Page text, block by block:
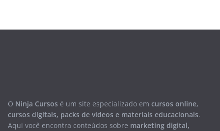
O Ninja Cursos é um site especializado em cursos online,
cursos digitais, packs de vídeos e materiais educacionais.
Aqui você encontra conteúdos sobre marketing digital,